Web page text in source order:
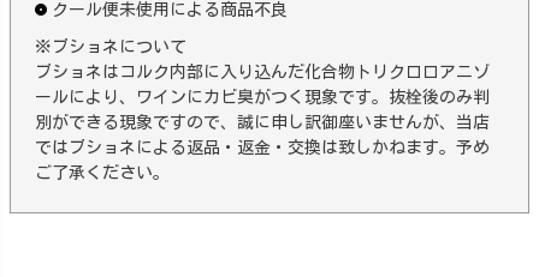
クール便未使用による商品不良
※ブショネについて
ブショネはコルク内部に入り込んだ化合物トリクロロアニゾ
ールにより、ワインにカビ臭がつく現象です。抜栓後のみ判
別ができる現象ですので、誠に申し訳御座いませんが、当店
ではブショネによる返品・返金・交換は致しかねます。予め
ご了承ください。